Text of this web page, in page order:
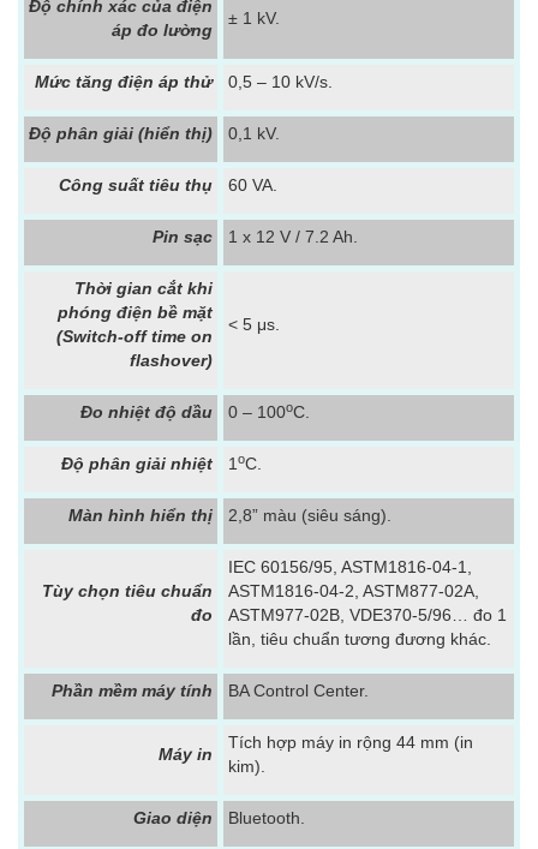
Độ chính xác của điện
áp đo lường
± 1 kV.
Mức tăng điện áp thử 0,5 – 10 kV/s.
Độ phân giải (hiển thị) 0,1 kV.
Công suất tiêu thụ 60 VA.
Pin sạc 1 x 12 V / 7.2 Ah.
Thời gian cắt khi
phóng điện bề mặt
(Switch-off time on
flashover)
< 5 μs.
Đo nhiệt độ dầu 0 – 100oC.
Độ phân giải nhiệt 1 oC.
Màn hình hiển thị 2,8” màu (siêu sáng).
Tùy chọn tiêu chuẩn
đo
IEC 60156/95, ASTM1816-04-1,
ASTM1816-04-2, ASTM877-02A,
ASTM977-02B, VDE370-5/96… đo 1
lần, tiêu chuẩn tương đương khác.
Phần mềm máy tính BA Control Center.
Máy in
Tích hợp máy in rộng 44 mm (in
kim).
Giao diện Bluetooth.